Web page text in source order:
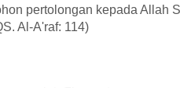
pertolongan kepada Allah
Al-A'raf: 114)